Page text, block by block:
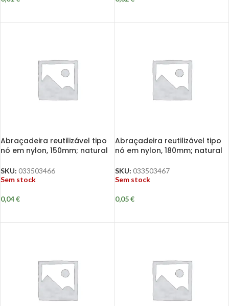
Abraçadeira reutilizável tipo
nó em nylon, 150mm; natural
SKU: 033503466
Sem stock
0,04€
Abraçadeira reutilizável tipo
nó em nylon, 180mm; natural
SKU: 033503467
Sem stock
0,05€